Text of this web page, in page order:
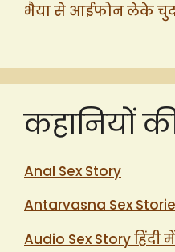
भैया से आईफोन लेके
कहानियों
Anal Sex Story
Antarvasna Sex
Audio Sex Story हिंदी